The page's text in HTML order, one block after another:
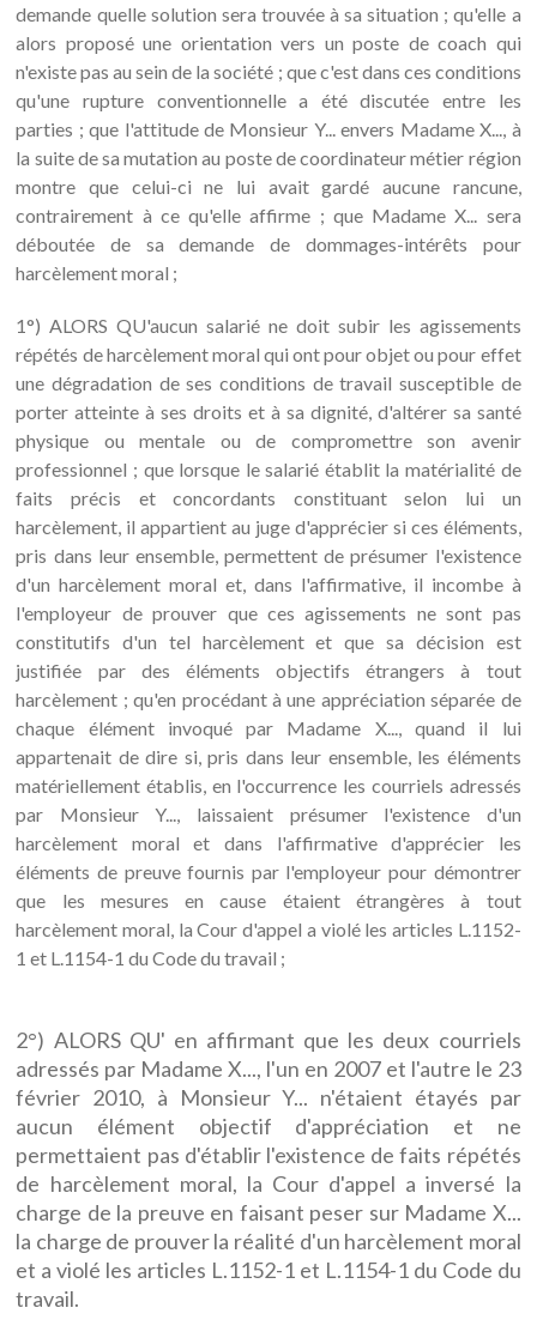
demande quelle solution sera trouvée à sa situation ; qu'elle a
alors proposé une orientation vers un poste de coach qui
n'existe pas au sein de la société ; que c'est dans ces conditions
qu'une rupture conventionnelle a été discutée entre les
parties ; que l'attitude de Monsieur Y... envers Madame X..., à
la suite de sa mutation au poste de coordinateur métier région
montre que celui-ci ne lui avait gardé aucune rancune,
contrairement à ce qu'elle affirme ; que Madame X... sera
déboutée de sa demande de dommages-intérêts pour
harcèlement moral ;
1°) ALORS QU'aucun salarié ne doit subir les agissements
répétés de harcèlement moral qui ont pour objet ou pour effet
une dégradation de ses conditions de travail susceptible de
porter atteinte à ses droits et à sa dignité, d'altérer sa santé
physique ou mentale ou de compromettre son avenir
professionnel ; que lorsque le salarié établit la matérialité de
faits précis et concordants constituant selon lui un
harcèlement, il appartient au juge d'apprécier si ces éléments,
pris dans leur ensemble, permettent de présumer l'existence
d'un harcèlement moral et, dans l'affirmative, il incombe à
l'employeur de prouver que ces agissements ne sont pas
constitutifs d'un tel harcèlement et que sa décision est
justifiée par des éléments objectifs étrangers à tout
harcèlement ; qu'en procédant à une appréciation séparée de
chaque élément invoqué par Madame X..., quand il lui
appartenait de dire si, pris dans leur ensemble, les éléments
matériellement établis, en l'occurrence les courriels adressés
par Monsieur Y..., laissaient présumer l'existence d'un
harcèlement moral et dans l'affirmative d'apprécier les
éléments de preuve fournis par l'employeur pour démontrer
que les mesures en cause étaient étrangères à tout
harcèlement moral, la Cour d'appel a violé les articles L.1152-
1 et L.1154-1 du Code du travail ;
2°) ALORS QU' en affirmant que les deux courriels
adressés par Madame X..., l'un en 2007 et l'autre le 23
février 2010, à Monsieur Y... n'étaient étayés par
aucun élément objectif d'appréciation et ne
permettaient pas d'établir l'existence de faits répétés
de harcèlement moral, la Cour d'appel a inversé la
charge de la preuve en faisant peser sur Madame X...
la charge de prouver la réalité d'un harcèlement moral
et a violé les articles L.1152-1 et L.1154-1 du Code du
travail.